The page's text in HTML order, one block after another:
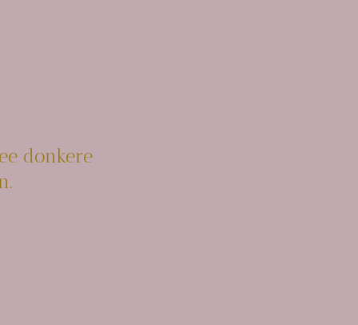
donkere